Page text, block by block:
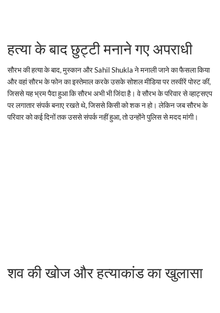
हत्या के बाद छुट्टी मनाने गए अपराधी
सौरभ की हत्या के बाद, मुस्कान और Sahil Shukla ने मनाली जाने का फैसला किया
और वहां सौरभ के फोन का इस्तेमाल करके उसके सोशल मीडिया पर तस्वीरें पोस्ट कीं,
जिससे यह भ्रम पैदा हुआ कि सौरभ अभी भी जिंदा है। वे सौरभ के परिवार से व्हाट्सएप
पर लगातार संपर्क बनाए रखते थे, जिससे किसी को शक न हो। लेकिन जब सौरभ के
परिवार को कई दिनों तक उससे संपर्क नहीं हुआ, तो उन्होंने पुलिस से मदद मांगी।
शव की खोज और हत्याकांड का खुलासा